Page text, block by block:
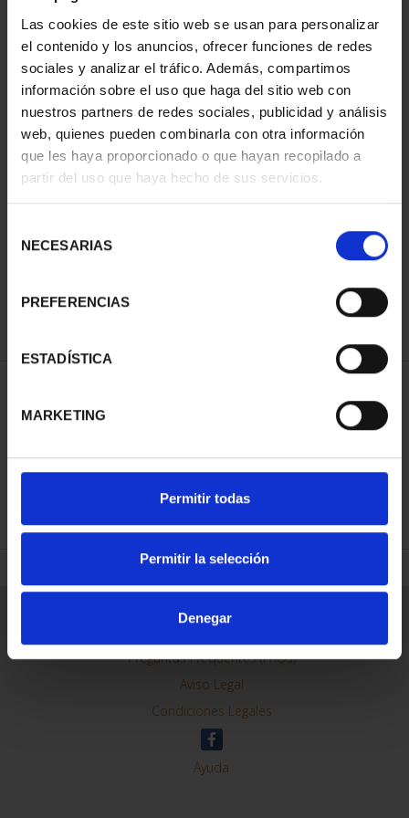
Las cookies de este sitio web se usan para personalizar
el contenido y los anuncios, ofrecer funciones de redes
sociales y analizar el tráfico. Además, compartimos
información sobre el uso que haga del sitio web con
nuestros partners de redes sociales, publicidad y análisis
web, quienes pueden combinarla con otra información
que les haya proporcionado o que hayan recopilado a
partir del uso que haya hecho de sus servicios.
NECESARIAS
PREFERENCIAS
ESTADÍSTICA
MARKETING
Permitir todas
Permitir la selección
Denegar
CAPITALES DE
PROVINCIA COLECCION
3.796,00 €
REFINAR
Información General
Contacto
Preguntas Frequentes (FAQs)
Aviso Legal
Condiciones Legales
Ayuda